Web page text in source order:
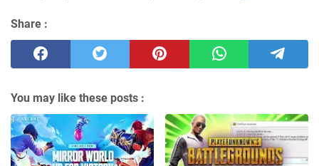
Share :
You may like these posts :